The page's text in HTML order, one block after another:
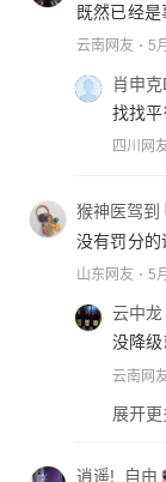
既然已经是
云南网友 5
肖申
找找
四川网
猴神医驾到
没有罚分的
山东网友 5
云中龙
没降
云南网
展开
逍遥!_自由